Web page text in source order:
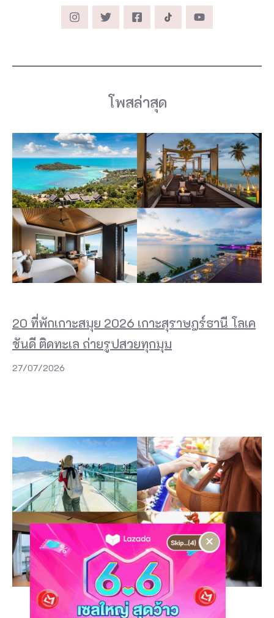
โพสล่าสุด
20 ที่พักเกาะสมุย 2026 เกาะสุราษฎร์ธานี โลเค
ชันดี ติดทะเล ถ่ายรูปสวยทุกมุม
27/07/2026
×